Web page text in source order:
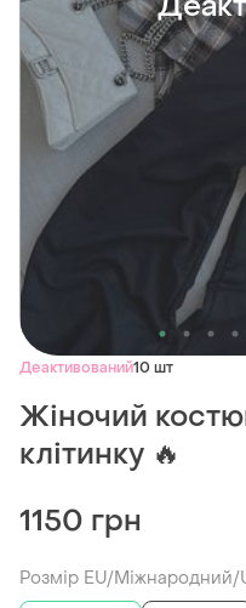
Деактивований10 шт
Жіночий
клітинку 🔥
1150 грн
Розмір EU/Міжнародний/